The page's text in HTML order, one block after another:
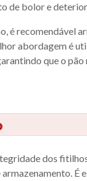
de bolor e
é recomendável
abordagem é
que o pão
dos
É